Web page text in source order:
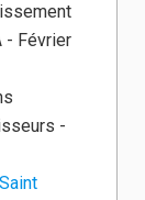
- Février
-